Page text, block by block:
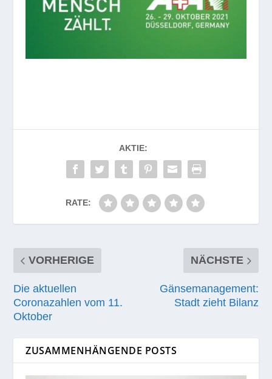
AKTIE:
RATE:
VORHERIGE
Die aktuellen
Coronazahlen vom 11.
Oktober
NÄCHSTE
Gänsemanagement:
Stadt zieht Bilanz
ZUSAMMENHÄNGENDE POSTS